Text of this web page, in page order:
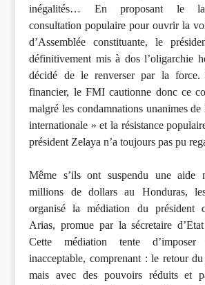
inégalités… En proposant le
consultation populaire pour ouvrir la
d’Assemblée constituante, le
définitivement mis à dos l’oligarchie
décidé de le renverser par la force.
financier, le FMI cautionne donc ce
malgré les condamnations unanimes
internationale » et la résistance
président Zelaya n’a toujours pas pu
Même s’ils ont suspendu une aide
millions de dollars au Honduras,
organisé la médiation du président
Arias, promue par la sécretaire
Cette médiation tente
inacceptable, comprenant : le retour
mais avec des pouvoirs réduits et